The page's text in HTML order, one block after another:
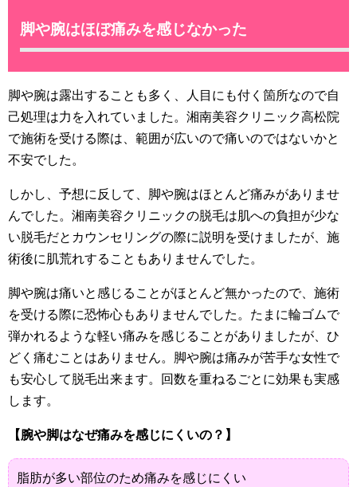
脚や腕はほぼ痛みを感じなかった
脚や腕は露出することも多く、人目にも付く箇所なので自
己処理は力を入れていました。湘南美容クリニック高松院
で施術を受ける際は、範囲が広いので痛いのではないかと
不安でした。
しかし、予想に反して、脚や腕はほとんど痛みがありませ
んでした。湘南美容クリニックの脱毛は肌への負担が少な
い脱毛だとカウンセリングの際に説明を受けましたが、施
術後に肌荒れすることもありませんでした。
脚や腕は痛いと感じることがほとんど無かったので、施術
を受ける際に恐怖心もありませんでした。たまに輪ゴムで
弾かれるような軽い痛みを感じることがありましたが、ひ
どく痛むことはありません。脚や腕は痛みが苦手な女性で
も安心して脱毛出来ます。回数を重ねるごとに効果も実感
します。
【腕や脚はなぜ痛みを感じにくいの？】
脂肪が多い部位のため痛みを感じにくい